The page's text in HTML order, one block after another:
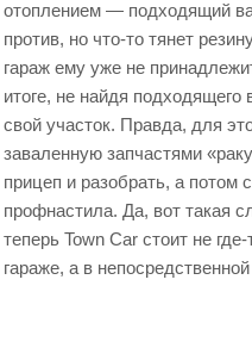
отоплением — подходящий
против, но что-то тянет
гараж ему уже не
итоге, не найдя подходящего
свой участок. Правда, для
заваленную запчастями
прицеп и разобрать, а потом
профнастила. Да, вот такая
теперь Town Car стоит не
гараже, а в